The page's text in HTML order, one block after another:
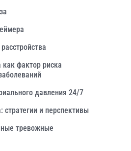
фактор риска
давления 24/7
стратегии и перспективы
тревожные